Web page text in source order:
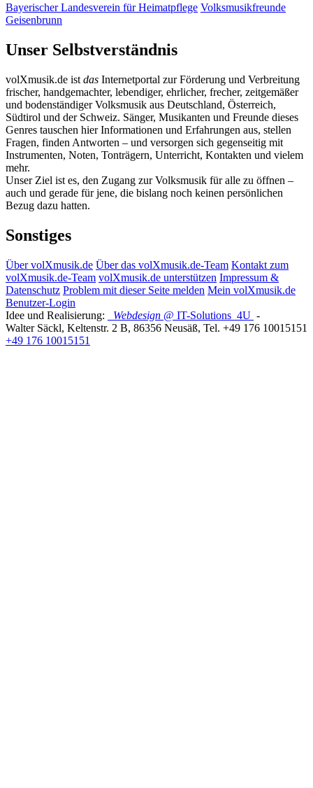
Bayerischer Landesverein für Heimatpflege Volksmusikfreunde
Geisenbrunn
Unser Selbstverständnis
volXmusik.de ist das Internetportal zur Förderung und Verbreitung
frischer, handgemachter, lebendiger, ehrlicher, frecher, zeitgemäßer
und bodenständiger Volksmusik aus Deutschland, Österreich,
Südtirol und der Schweiz. Sänger, Musikanten und Freunde dieses
Genres tauschen hier Informationen und Erfahrungen aus, stellen
Fragen, finden Antworten – und versorgen sich gegenseitig mit
Instrumenten, Noten, Tonträgern, Unterricht, Kontakten und vielem
mehr.
Unser Ziel ist es, den Zugang zur Volksmusik für alle zu öffnen –
auch und gerade für jene, die bislang noch keinen persönlichen
Bezug dazu hatten.
Sonstiges
Über volXmusik.de Über das volXmusik.de-Team Kontakt zum
volXmusik.de-Team volXmusik.de unterstützen Impressum &
Datenschutz Problem mit dieser Seite melden Mein volXmusik.de
Benutzer-Login
Idee und Realisierung:
Webdesign @ IT-Solutions 4U -
Walter Säckl, Keltenstr. 2 B, 86356 Neusäß, Tel. +49 176 10015151
+49 176 10015151